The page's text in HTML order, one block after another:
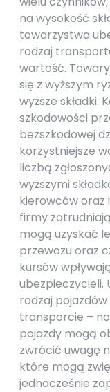
na wysokość
towarzystwa
rodzaj
wartość.
się z wyższym
wyższe składki.
szkodowości
bezszkodowej
korzystniejsze
liczbą
wyższymi
kierowców oraz
firmy
mogą uzyskać
przewozu oraz
kursów
ubezpieczycieli.
rodzaj
transporcie –
pojazdy mogą
zwrócić uwagę
które mogą
jednocześnie